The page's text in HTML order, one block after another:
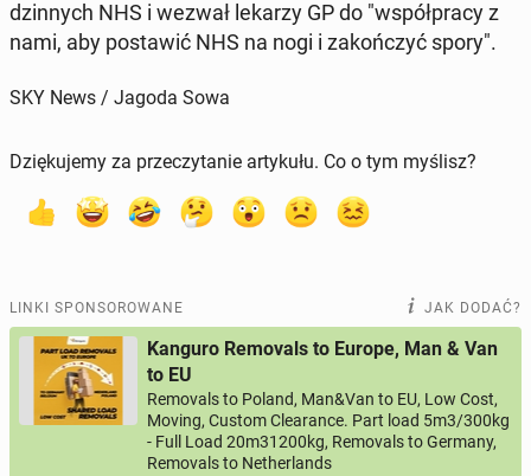
dzin­nych NHS i wezwał lekarzy GP do "współ­pra­cy z
nami, aby po­sta­wić NHS na nogi i za­koń­czyć spory".
SKY News / Jagoda Sowa
Dziękujemy za przeczytanie artykułu. Co o tym myślisz?
LINKI SPONSOROWANE JAK DODAĆ?
Kanguro Removals to Europe, Man & Van
to EU
Removals to Poland, Man&Van to EU, Low Cost,
Moving, Custom Clearance. Part load 5m3/300kg
- Full Load 20m31200kg, Removals to Germany,
Removals to Netherlands